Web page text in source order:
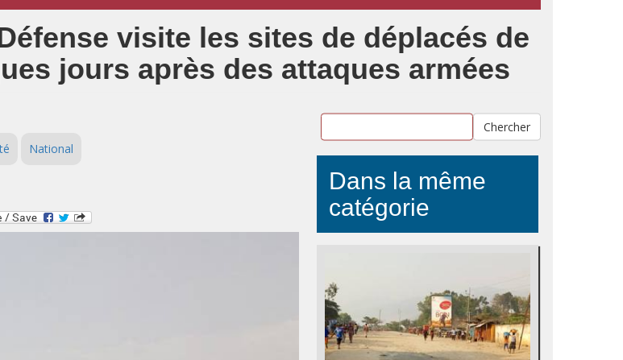
visite les sites de déplacés de
jours après des attaques armées
National
Chercher
Dans la même
catégorie